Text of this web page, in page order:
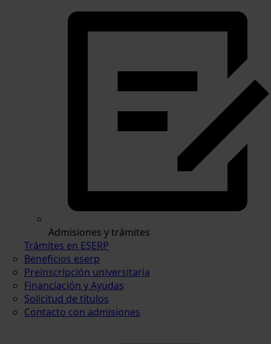
Admisiones y trámites
Trámites en ESERP
Beneficios eserp
Preinscripción universitaria
Financiación y Ayudas
Solicitud de títulos
Contacto con admisiones